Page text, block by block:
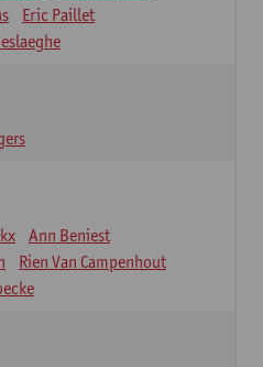
Eric Paillet
Ann Beniest
Rien Van Campenhout